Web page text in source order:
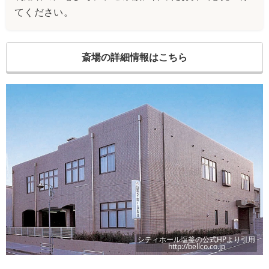
てください。
斎場の詳細情報はこちら
シティホール塩釜の公式HPより引用
http://bellco.co.jp